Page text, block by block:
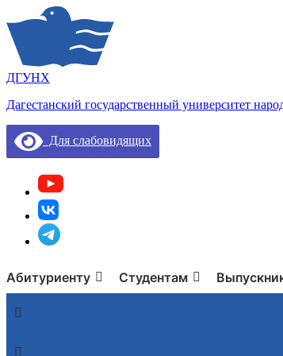
ДГУНХ
Дагестанский государственный университет
Для слабовидящих
Абитуриенту Студентам